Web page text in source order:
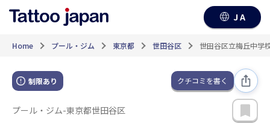
JA
Home プール・ジム 東京都 世田谷区 世田谷区立梅丘中学
制限あり クチコミを書く
プール・ジム-東京都世田谷区